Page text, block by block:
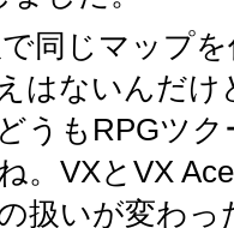
同じマップ
はないんだ
うもRPGツ
。VXとVX
扱いが変わ